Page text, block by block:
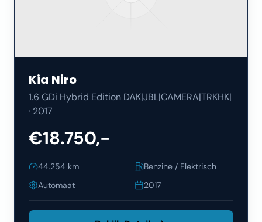
Kia Niro
1.6 GDi Hybrid Edition DAK|JBL|CAMERA|TRKHK|
· 2017
€18.750,-
44.254 km
Benzine / Elektrisch
Automaat
2017